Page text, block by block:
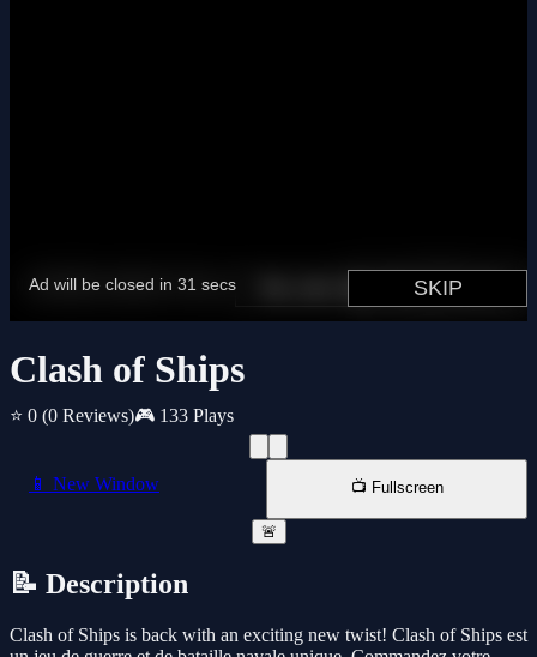
Clash of Ships
⭐ 0 (0 Reviews)🎮 133 Plays
📱 New Window 📺 Fullscreen
🚨
📝 Description
Clash of Ships is back with an exciting new twist! Clash of Ships est